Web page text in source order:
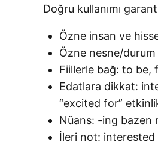
Doğru kullanımı
Özne insan ve
Özne nesne/
Fiillerle bağ: to be,
Edatlara dikkat:
“excited for”
Nüans: -ing bazen
İleri not: interested